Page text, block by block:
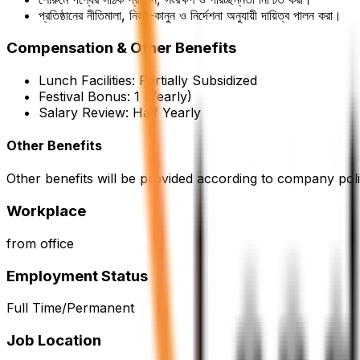
প্রতিষ্ঠানের নীতিমালা, নিয়ম-কানুন ও নির্দেশনা অনুযায়ী দায়িত্ব পালন করা।
Compensation & Other Benefits
Lunch Facilities: Partially Subsidized
Festival Bonus: 1 (Yearly)
Salary Review: Half Yearly
Other Benefits
Other benefits will be provided according to company
Workplace
from office
Employment Status
Full Time/Permanent
Job Location